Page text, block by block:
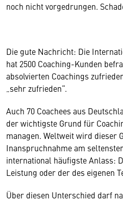
noch nicht vorgedrungen.
Die gute Nachricht: Die
hat 2500 Coaching-Kunden
absolvierten Coachings
„sehr zufrieden“.
Auch 70 Coachees aus
der wichtigste Grund für
managen. Weltweit wird dieser
Inanspruchnahme am
international häufigste Anlass:
Leistung oder der des eigenen
Über diesen Unterschied darf